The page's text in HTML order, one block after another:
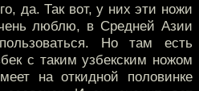
да. Так вот, у них эти ножи
люблю, в Средней Азии
Но там есть
с таким узбекским ножом
на откидной половинке